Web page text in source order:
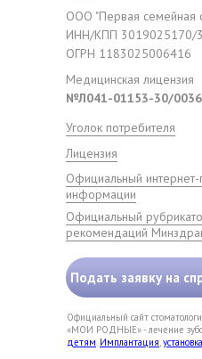
Официальный
рекомендаций
Официальный
информации
Лицензия
Уголок потребителя
ООО "Первая семейная
ИНН/КПП 3019025170/
ОГРН 1183025006416
Медицинская лицензия
№Л041-01153-30/
Официальный сайт
«МОИ РОДНЫЕ» - лечение
детям. Имплантация,
Подать заявку на